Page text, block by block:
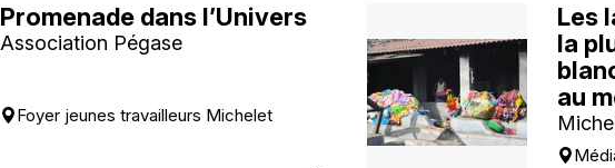
Promenade dans l’Univers
Association Pégase
Foyer jeunes travailleurs Michelet
Les
la
au